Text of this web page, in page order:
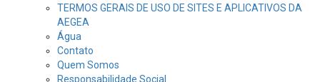
TERMOS GERAIS DE USO DE SITES E APLICATIVOS DA
AEGEA
Água
Contato
Quem Somos
Responsabilidade Social